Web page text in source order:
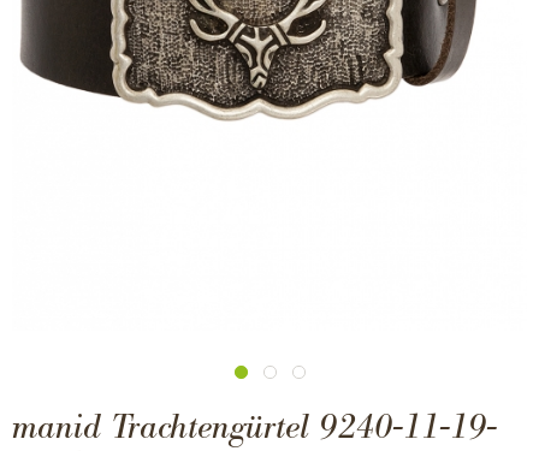
manid Trachtengürtel 9240-11-19-